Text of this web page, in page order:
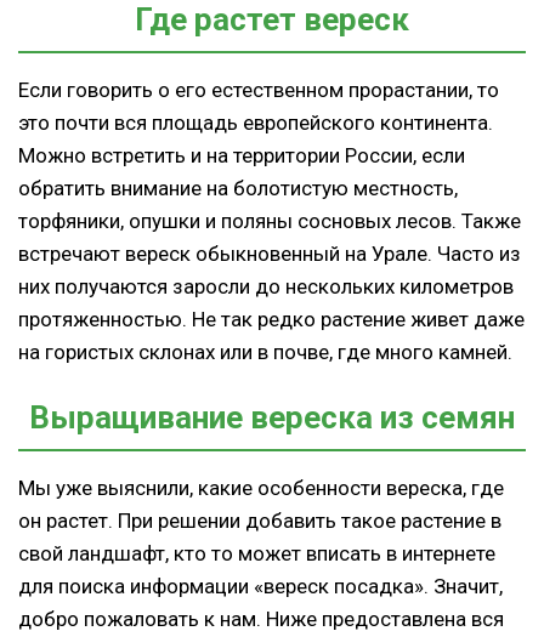
Где растет вереск
Если говорить о его естественном прорастании, то
это почти вся площадь европейского континента.
Можно встретить и на территории России, если
обратить внимание на болотистую местность,
торфяники, опушки и поляны сосновых лесов. Также
встречают вереск обыкновенный на Урале. Часто из
них получаются заросли до нескольких километров
протяженностью. Не так редко растение живет даже
на гористых склонах или в почве, где много камней.
Выращивание вереска из семян
Мы уже выяснили, какие особенности вереска, где
он растет. При решении добавить такое растение в
свой ландшафт, кто то может вписать в интернете
для поиска информации «вереск посадка». Значит,
добро пожаловать к нам. Ниже предоставлена вся